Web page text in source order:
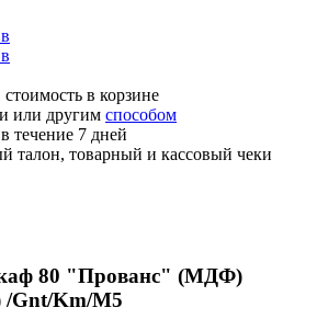
стоимость в корзине
или другим способом
течение 7 дней
талон, товарный и кассовый чеки
80 "Прованс" (МДФ)
/Gnt/Km/М5